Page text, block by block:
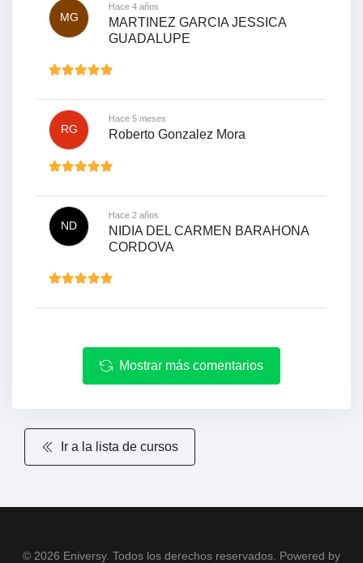
MG
Hace 4 años
MARTINEZ GARCIA JESSICA
GUADALUPE
RG
Hace 5 meses
Roberto Gonzalez Mora
ND
Hace 2 años
NIDIA DEL CARMEN BARAHONA
CORDOVA
Mostrar más comentarios
Ir a la lista de cursos
© 2026 Eniversy. Todos los derechos reservados. Powered by